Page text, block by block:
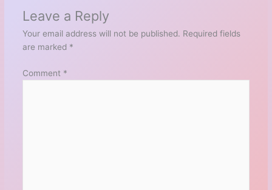
Leave a Reply
Your email address will not be published. Required fields
are marked *
Comment *